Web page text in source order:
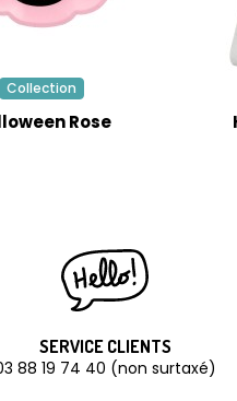
Collection
Rose
SERVICE CLIENTS
88 19 74 40 (non surtaxé)